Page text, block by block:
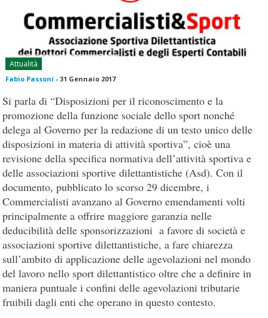
Attualità
Fabio Passoni -31 Gennaio 2017
Si parla di “Disposizioni per il riconoscimento e la
promozione della funzione sociale dello sport nonché
delega al Governo per la redazione di un testo unico delle
disposizioni in materia di attività sportiva”, cioè una
revisione della specifica normativa dell’attività sportiva e
delle associazioni sportive dilettantistiche (Asd). Con il
documento, pubblicato lo scorso 29 dicembre, i
Commercialisti avanzano al Governo emendamenti volti
principalmente a offrire maggiore garanzia nelle
deducibilità delle sponsorizzazioni a favore di società e
associazioni sportive dilettantistiche, a fare chiarezza
sull’ambito di applicazione delle agevolazioni nel mondo
del lavoro nello sport dilettantistico oltre che a definire in
maniera puntuale i confini delle agevolazioni tributarie
fruibili dagli enti che operano in questo contesto.